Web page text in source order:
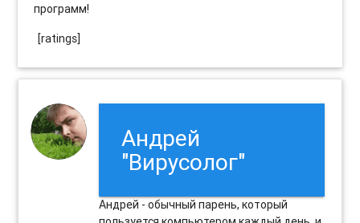
программ!
[ratings]
Андрей
"Вирусолог"
Андрей - обычный парень, который